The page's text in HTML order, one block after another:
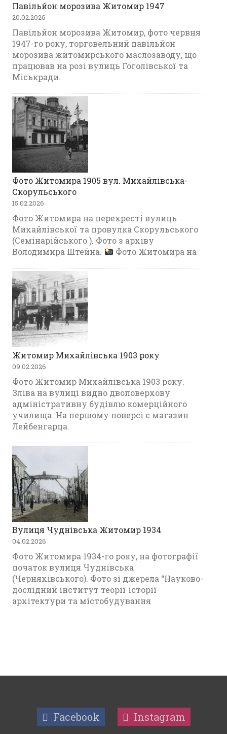
Павільйон морозива Житомир 1947
20.02.2026
Павільйон морозива Житомир, фото червня
1947-го року, торговельний павільйон
морозива житомирського маслозаводу, що
працював на розі вулиць Гоголівської та
Міськради.
Фото Житомира 1905 вул. Михайлівська-
Скорульського
15.02.2026
Фото Житомира на перехресті вулиць
Михайлівської та провулка Скорульського
(Семінарійського ). Фото з архіву
Володимира Штейна.
Фото Житомира на
Житомир Михайлівська 1903 року
09.02.2026
Фото Житомир Михайлівська 1903 року.
Зліва на вулиці видно двоповерхову
адміністративну будівлю комерційного
училища. На першому поверсі є магазин
Лейбенгарца.
Вулиця Чуднівська Житомир 1934
04.02.2026
Фото Житомира 1934-го року, на фотографії
початок вулиця Чуднівська
(Черняхівського). Фото зі джерела “Науково-
дослідний інститут теорії історії
архітектури та містобудування
Facebook Instagram